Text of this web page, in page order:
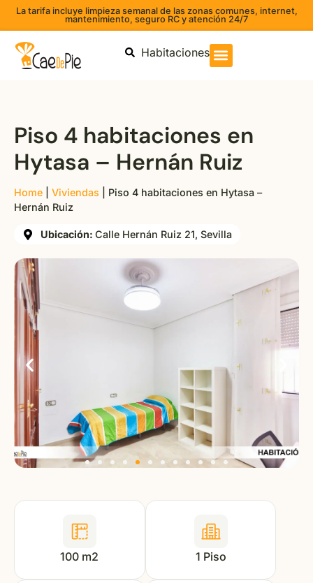
La tarifa incluye limpieza semanal de las zonas comunes, internet,
mantenimiento, seguro RC y atención 24/7
Habitaciones
Piso 4 habitaciones en
Hytasa – Hernán Ruiz
Home Viviendas
Piso 4 habitaciones en Hytasa –
Hernán Ruiz
Ubicación: Calle Hernán Ruiz 21, Sevilla
100 m2 1 Piso